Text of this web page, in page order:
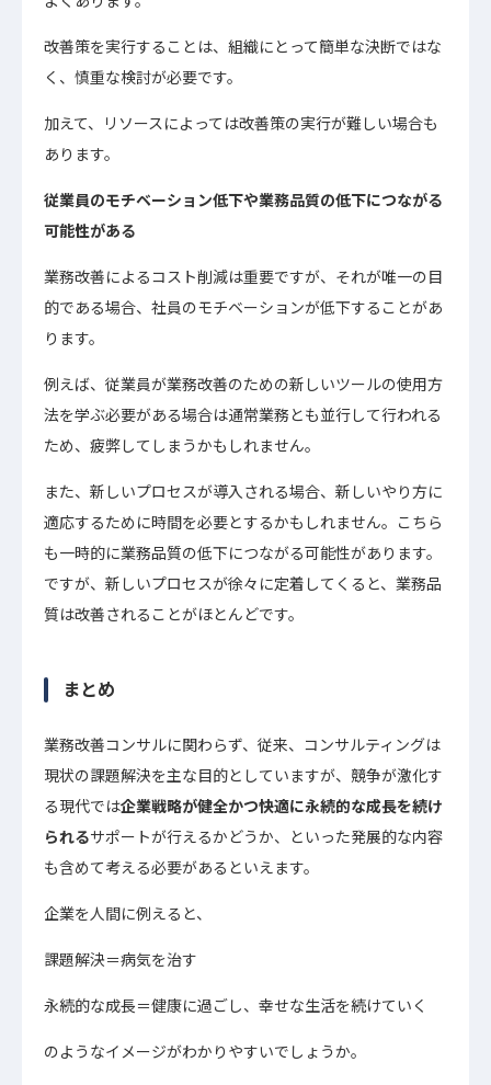
改善策を実行することは、組織にとって簡単な決断ではな
く、慎重な検討が必要です。
加えて、リソースによっては改善策の実行が難しい場合も
あります。
従業員のモチベーション低下や業務品質の低下につながる
可能性がある
業務改善によるコスト削減は重要ですが、それが唯一の目
的である場合、社員のモチベーションが低下することがあ
ります。
例えば、従業員が業務改善のための新しいツールの使用方
法を学ぶ必要がある場合は通常業務とも並行して行われる
ため、疲弊してしまうかもしれません。
また、新しいプロセスが導入される場合、新しいやり方に
適応するために時間を必要とするかもしれません。こちら
も一時的に業務品質の低下につながる可能性があります。
ですが、新しいプロセスが徐々に定着してくると、業務品
質は改善されることがほとんどです。
まとめ
業務改善コンサルに関わらず、従来、コンサルティングは
現状の課題解決を主な目的としていますが、競争が激化す
る現代では企業戦略が健全かつ快適に永続的な成長を続け
られるサポートが行えるかどうか、といった発展的な内容
も含めて考える必要があるといえます。
企業を人間に例えると、
課題解決＝病気を治す
永続的な成長＝健康に過ごし、幸せな生活を続けていく
のようなイメージがわかりやすいでしょうか。